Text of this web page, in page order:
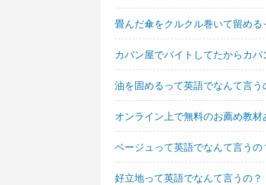
畳んだ傘をクルクル巻いて留め
カバン屋でバイトしてたからカ
油を固めるって英語でなんて言う
オンライン上で無料のお薦め教
ベージュって英語でなんて言うの
好立地って英語でなんて言うの？